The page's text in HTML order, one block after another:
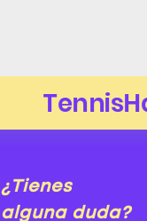
¿Tienes
alguna duda?